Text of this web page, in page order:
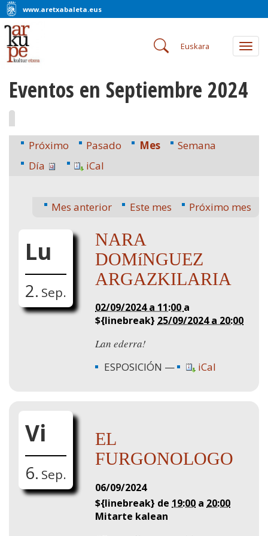
www.aretxabaleta.eus
Euskara
Eventos en Septiembre 2024
Próximo Pasado Mes
Semana
Día
iCal
Mes anterior Este mes Próximo mes
Lu
2. Sep.
NARA
DOMíNGUEZ
ARGAZKILARIA
02/09/2024 a 11:00 a
${linebreak} 25/09/2024 a 20:00
Lan ederra!
ESPOSICIÓN
iCal
Vi
6. Sep.
EL
FURGONOLOGO
06/09/2024
${linebreak} de 19:00 a 20:00
Mitarte kalean